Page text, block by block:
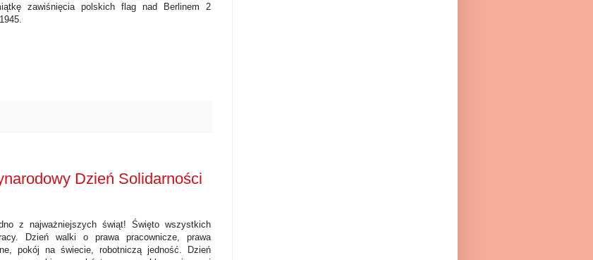
zawiśnięcia polskich flag nad Berlinem 2
Dzień Solidarności
z najważniejszych świąt! Święto wszystkich
Dzień walki o prawa pracownicze, prawa
pokój na świecie, robotniczą jedność. Dzień